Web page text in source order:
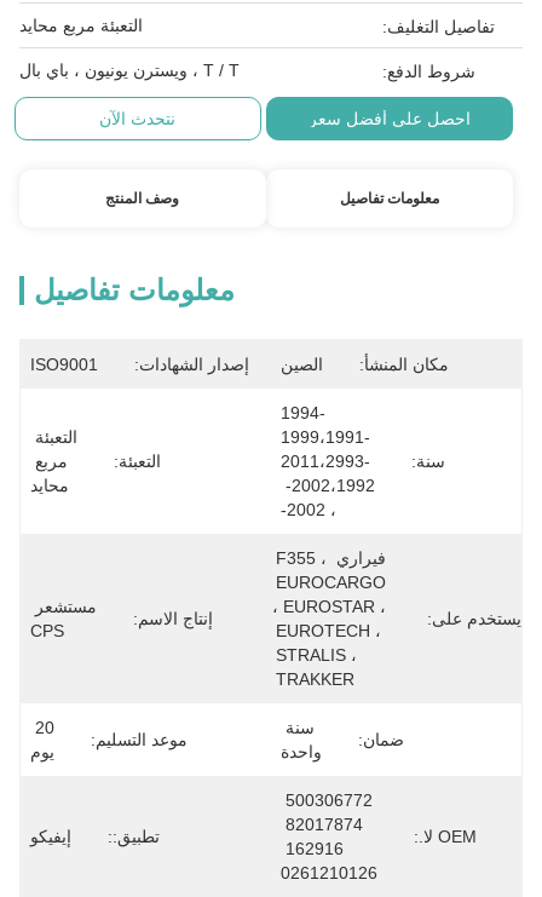
تفاصيل التغليف: التعبئة مربع محايد
شروط الدفع: T / T ، ويسترن يونيون ، باي بال
احصل على أفضل سعر نتحدث الآن
معلومات تفاصيل وصف المنتج
معلومات تفاصيل
مكان المنشأ: الصين إصدار الشهادات: ISO9001
سنة:
1994-
1999،1991-
2011،2993-
، 2002-
التعبئة:
محايد
يستخدم على:
فيراري F355 ،
EUROCARGO
، EUROSTAR ،
EUROTECH ،
STRALIS ،
TRAKKER
إنتاج الاسم:
CPS
ضمان:
واحدة
موعد التسليم:
يوم
OEM لا.:
0261210126
تطبيق:: إيفيكو